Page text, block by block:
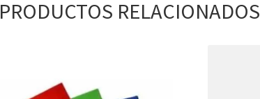
PRODUCTOS RELACIONADOS